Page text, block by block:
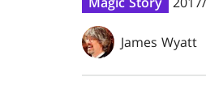
James Wyatt